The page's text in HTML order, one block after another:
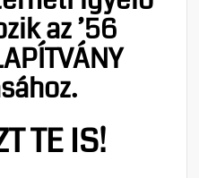
az ’56
TE IS!